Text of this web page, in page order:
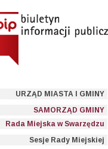
URZĄD MIASTA I GMINY
SAMORZĄD GMINY
Rada Miejska w Swarzędzu
Sesje Rady Miejskiej